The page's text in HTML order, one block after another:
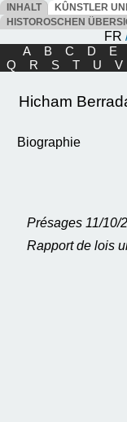
INHALT KÛNSTLER
HISTOROSCHEN
FR
A
B C D E
Q
R S T U V